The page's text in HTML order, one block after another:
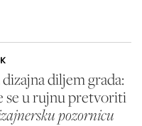
dizajna diljem grada:
se u rujnu pretvoriti
pozornicu